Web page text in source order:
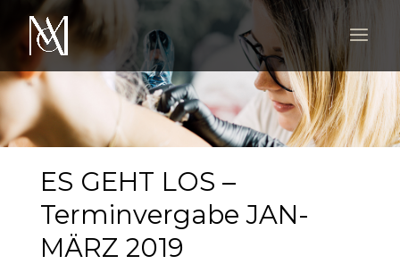
ES GEHT LOS –
Terminvergabe JAN-
MÄRZ 2019